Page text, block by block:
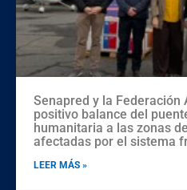
Senapred y la Federación
positivo balance del
humanitaria a las zonas
afectadas por el sistema
LEER MÁS »